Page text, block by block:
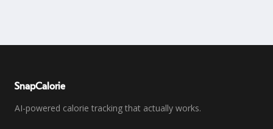
SnapCalorie
AI-powered calorie tracking that actually works.